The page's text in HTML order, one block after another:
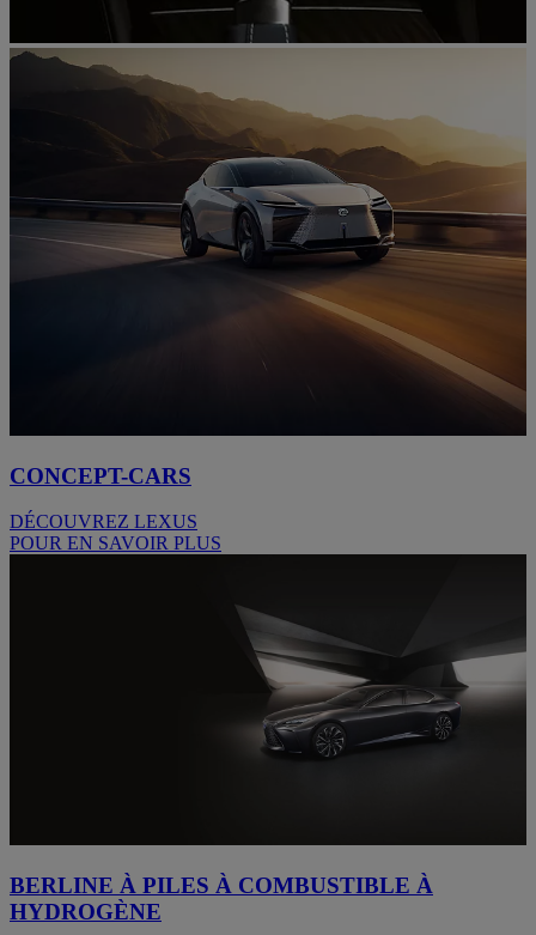
CONCEPT-CARS
DÉCOUVREZ LEXUS
POUR EN SAVOIR PLUS
BERLINE À PILES À COMBUSTIBLE À
HYDROGÈNE